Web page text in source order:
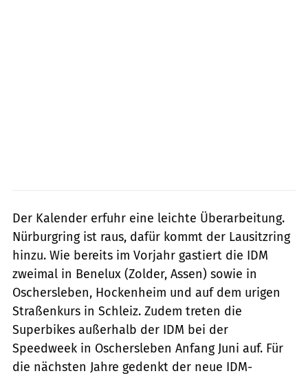
Der Kalender erfuhr eine leichte Überarbeitung.
Nürburgring ist raus, dafür kommt der Lausitzring
hinzu. Wie bereits im Vorjahr gastiert die IDM
zweimal in Benelux (Zolder, Assen) sowie in
Oschersleben, Hockenheim und auf dem urigen
Straßenkurs in Schleiz. Zudem treten die
Superbikes außerhalb der IDM bei der
Speedweek in Oschersleben Anfang Juni auf. Für
die nächsten Jahre gedenkt der neue IDM-